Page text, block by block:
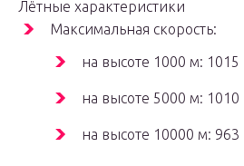
Лётные характеристики
Максимальная скорость:
на высоте 1000 м: 1015
на высоте 5000 м: 1010
на высоте 10000 м: 963